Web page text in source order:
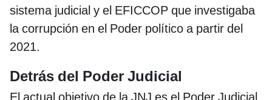
sistema judicial y el EFICCOP que investigaba
la corrupción en el Poder político a partir del
2021.
Detrás del Poder Judicial